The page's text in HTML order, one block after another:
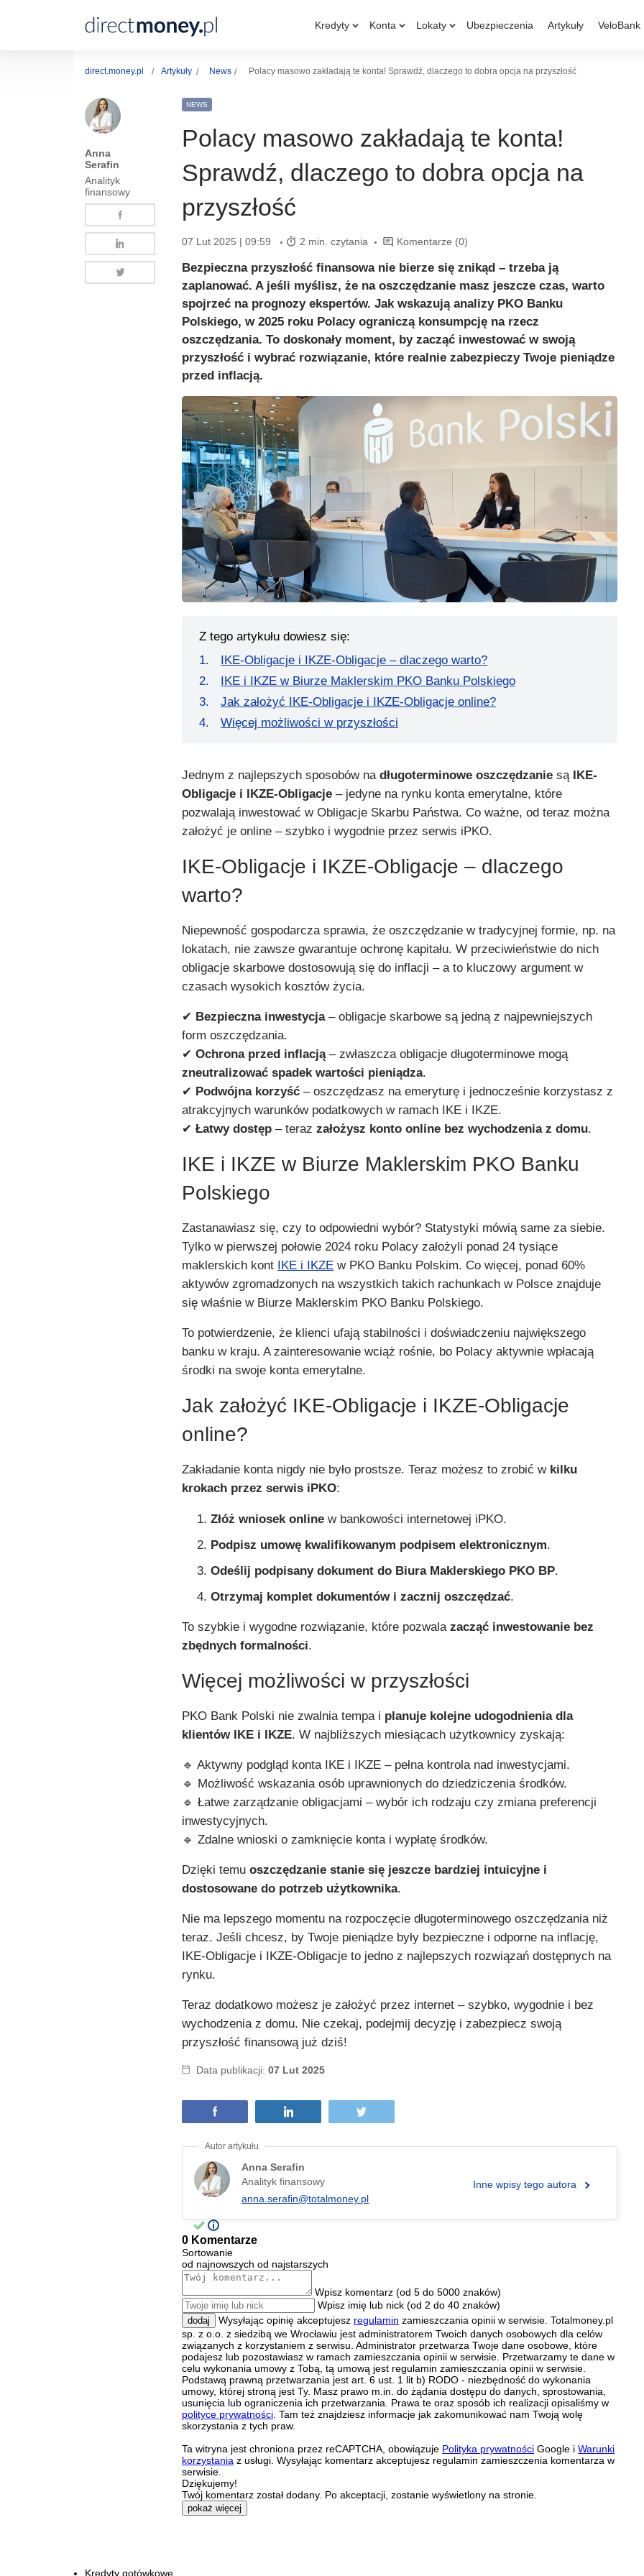
Kredyty Konta Lokaty Ubezpieczenia Artykuły VeloBank
direct.money.pl Artykuły News Polacy masowo zakładają te konta! Sprawdź, dlaczego to dobra opcja na przyszłość
Anna
Serafin
Analityk
finansowy
NEWS
Polacy masowo zakładają te konta!
Sprawdź, dlaczego to dobra opcja na
przyszłość
07 Lut 2025 | 09:59 2 min. czytania Komentarze (0)
Bezpieczna przyszłość finansowa nie bierze się znikąd – trzeba ją
zaplanować. A jeśli myślisz, że na oszczędzanie masz jeszcze czas, warto
spojrzeć na prognozy ekspertów. Jak wskazują analizy PKO Banku
Polskiego, w 2025 roku Polacy ograniczą konsumpcję na rzecz
oszczędzania. To doskonały moment, by zacząć inwestować w swoją
przyszłość i wybrać rozwiązanie, które realnie zabezpieczy Twoje pieniądze
przed inflacją.
Z tego artykułu dowiesz się:
IKE-Obligacje i IKZE-Obligacje – dlaczego warto?
IKE i IKZE w Biurze Maklerskim PKO Banku Polskiego
Jak założyć IKE-Obligacje i IKZE-Obligacje online?
Więcej możliwości w przyszłości
Jednym z najlepszych sposobów nadługoterminowe oszczędzanie są IKE-
Obligacje i IKZE-Obligacje – jedyne na rynku konta emerytalne, które
pozwalają inwestować w Obligacje Skarbu Państwa. Co ważne, od teraz można
założyć je online – szybko i wygodnie przez serwis iPKO.
IKE-Obligacje i IKZE-Obligacje – dlaczego
warto?
Niepewność gospodarcza sprawia, że oszczędzanie w tradycyjnej formie, np. na
lokatach, nie zawsze gwarantuje ochronę kapitału. W przeciwieństwie do nich
obligacje skarbowe dostosowują się do inflacji – a to kluczowy argument w
czasach wysokich kosztów życia.
✔ Bezpieczna inwestycja– obligacje skarbowe są jedną z najpewniejszych
form oszczędzania.
✔Ochrona przed inflacją– zwłaszcza obligacje długoterminowe mogą
zneutralizować spadek wartości pieniądza.
✔ Podwójna korzyść – oszczędzasz na emeryturę i jednocześnie korzystasz z
atrakcyjnych warunków podatkowych w ramach IKE i IKZE.
✔Łatwy dostęp – terazzałożysz konto online bez wychodzenia z domu.
IKE i IKZE w Biurze Maklerskim PKO Banku
Polskiego
Zastanawiasz się, czy to odpowiedni wybór? Statystyki mówią same za siebie.
Tylko w pierwszej połowie 2024 roku Polacy założyli ponad 24 tysiące
maklerskich kont IKE i IKZE w PKO Banku Polskim. Co więcej, ponad 60%
aktywów zgromadzonych na wszystkich takich rachunkach w Polsce znajduje
się właśnie w Biurze Maklerskim PKO Banku Polskiego.
To potwierdzenie, że klienci ufają stabilności i doświadczeniu największego
banku w kraju. A zainteresowanie wciąż rośnie, bo Polacy aktywnie wpłacają
środki na swoje konta emerytalne.
Jak założyć IKE-Obligacje i IKZE-Obligacje
online?
Zakładanie konta nigdy nie było prostsze. Teraz możesz to zrobić w kilku
krokach przez serwis iPKO:
Złóż wniosek online w bankowości internetowej iPKO.
Podpisz umowę kwalifikowanym podpisem elektronicznym.
Odeślij podpisany dokument do Biura Maklerskiego PKO BP.
Otrzymaj komplet dokumentów i zacznij oszczędzać.
To szybkie i wygodne rozwiązanie, które pozwalazacząć inwestowanie bez
zbędnych formalności.
Więcej możliwości w przyszłości
PKO Bank Polski nie zwalnia tempa i planuje kolejne udogodnienia dla
klientów IKE i IKZE. W najbliższych miesiącach użytkownicy zyskają:
🔹 Aktywny podgląd konta IKE i IKZE – pełna kontrola nad inwestycjami.
🔹 Możliwość wskazania osób uprawnionych do dziedziczenia środków.
🔹 Łatwe zarządzanie obligacjami – wybór ich rodzaju czy zmiana preferencji
inwestycyjnych.
🔹 Zdalne wnioski o zamknięcie konta i wypłatę środków.
Dzięki temuoszczędzanie stanie się jeszcze bardziej intuicyjne i
dostosowane do potrzeb użytkownika.
Nie ma lepszego momentu na rozpoczęcie długoterminowego oszczędzania niż
teraz. Jeśli chcesz, by Twoje pieniądze były bezpieczne i odporne na inflację,
IKE-Obligacje i IKZE-Obligacje to jedno z najlepszych rozwiązań dostępnych na
rynku.
Teraz dodatkowo możesz je założyć przez internet – szybko, wygodnie i bez
wychodzenia z domu. Nie czekaj, podejmij decyzję i zabezpiecz swoją
przyszłość finansową już dziś!
Data publikacji:07 Lut 2025
Anna Serafin
Analityk finansowy
anna.serafin@totalmoney.pl
Inne wpisy tego autora
0 Komentarze
Sortowanie
od najnowszych od najstarszych
Wpisz komentarz (od 5 do 5000 znaków)
Wpisz imię lub nick (od 2 do 40 znaków)
dodaj Wysyłając opinię akceptujesz regulamin zamieszczania opinii w serwisie. Totalmoney.pl
sp. z o.o. z siedzibą we Wrocławiu jest administratorem Twoich danych osobowych dla celów
związanych z korzystaniem z serwisu. Administrator przetwarza Twoje dane osobowe, które
podajesz lub pozostawiasz w ramach zamieszczania opinii w serwisie. Przetwarzamy te dane w
celu wykonania umowy z Tobą, tą umową jest regulamin zamieszczania opinii w serwisie.
Podstawą prawną przetwarzania jest art. 6 ust. 1 lit b) RODO - niezbędność do wykonania
umowy, której stroną jest Ty. Masz prawo m.in. do żądania dostępu do danych, sprostowania,
usunięcia lub ograniczenia ich przetwarzania. Prawa te oraz sposób ich realizacji opisaliśmy w
polityce prywatności . Tam też znajdziesz informacje jak zakomunikować nam Twoją wolę
skorzystania z tych praw.
Ta witryna jest chroniona przez reCAPTCHA, obowiązuje Polityka prywatności Google iWarunki
korzystania z usługi. Wysyłając komentarz akceptujesz regulamin zamieszczenia komentarza w
serwisie.
Dziękujemy!
Twój komentarz został dodany. Po akceptacji, zostanie wyświetlony na stronie.
pokaż więcej
Kredyty gotówkowe